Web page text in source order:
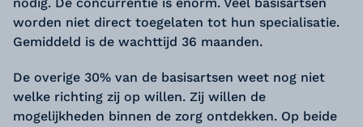
worden niet direct toegelaten tot hun specialisatie.
Gemiddeld is de wachttijd 36 maanden.
De overige 30% van de basisartsen weet nog niet
welke richting zij op willen. Zij willen de
mogelijkheden binnen de zorg ontdekken. Op beide